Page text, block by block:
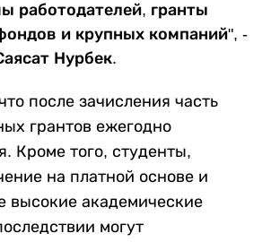
работодателей, гранты
и крупных компаний", -
Нурбек.
после зачисления часть
грантов ежегодно
Кроме того, студенты,
на платной основе и
высокие академические
могут